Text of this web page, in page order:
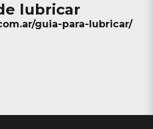
lubricar
guia-para-lubricar/